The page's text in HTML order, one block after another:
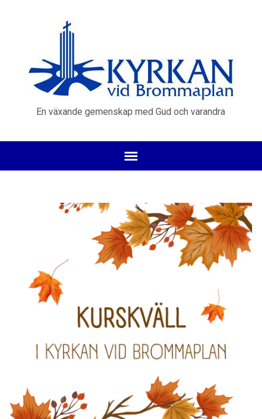
En växande gemenskap med Gud och varandra